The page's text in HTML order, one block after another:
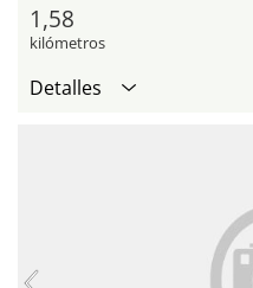
1,58
kilómetros
Detalles